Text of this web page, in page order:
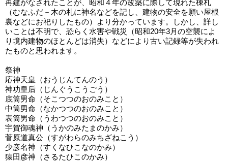
再建がなされたことが、昭和４年の改築に際して現れた棟札
（むなふだ－木の札に神名などを記し、建物の安全を願い屋根
裏などにお祀りしたもの）より分かっています。しかし、詳し
いことは不明で、恐らく水害や戦災（昭和20年3月の空襲によ
り境内建物のほとんどは消失）などにより古い記録等が失われ
たものと思われます。
祭神
応神天皇（おうじんてんのう）
神功皇后（じんぐうこうごう）
底筒男命（そこつつのおのみこと）
中筒男命（なかつつのおのみこと）
表筒男命（うわつつのおのみこと）
宇賀御魂神（うかのみたまのかみ）
菅原道真公（すがわらのみちざねこう）
少彦名神（すくなひこなのかみ）
猿田彦神（さるたひこのかみ）